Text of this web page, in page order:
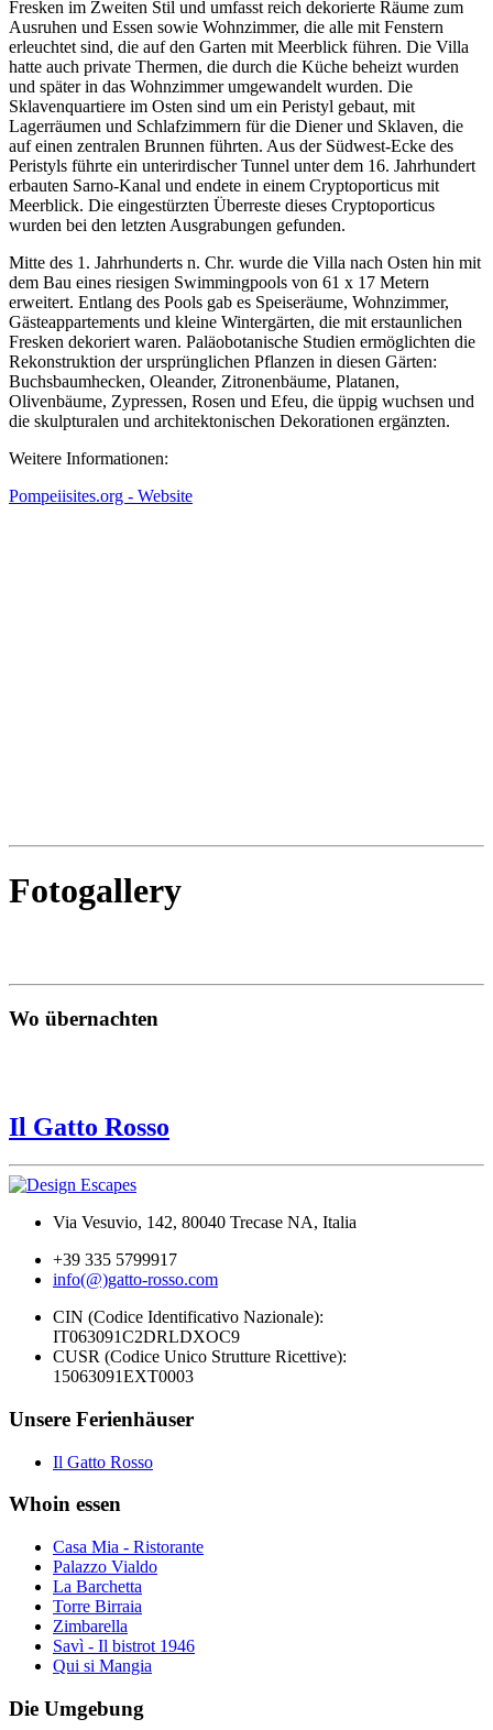
Fresken im Zweiten Stil und umfasst reich dekorierte Räume zum
Ausruhen und Essen sowie Wohnzimmer, die alle mit Fenstern
erleuchtet sind, die auf den Garten mit Meerblick führen. Die Villa
hatte auch private Thermen, die durch die Küche beheizt wurden
und später in das Wohnzimmer umgewandelt wurden. Die
Sklavenquartiere im Osten sind um ein Peristyl gebaut, mit
Lagerräumen und Schlafzimmern für die Diener und Sklaven, die
auf einen zentralen Brunnen führten. Aus der Südwest-Ecke des
Peristyls führte ein unterirdischer Tunnel unter dem 16. Jahrhundert
erbauten Sarno-Kanal und endete in einem Cryptoporticus mit
Meerblick. Die eingestürzten Überreste dieses Cryptoporticus
wurden bei den letzten Ausgrabungen gefunden.
Mitte des 1. Jahrhunderts n. Chr. wurde die Villa nach Osten hin mit
dem Bau eines riesigen Swimmingpools von 61 x 17 Metern
erweitert. Entlang des Pools gab es Speiseräume, Wohnzimmer,
Gästeappartements und kleine Wintergärten, die mit erstaunlichen
Fresken dekoriert waren. Paläobotanische Studien ermöglichten die
Rekonstruktion der ursprünglichen Pflanzen in diesen Gärten:
Buchsbaumhecken, Oleander, Zitronenbäume, Platanen,
Olivenbäume, Zypressen, Rosen und Efeu, die üppig wuchsen und
die skulpturalen und architektonischen Dekorationen ergänzten.
Weitere Informationen:
Pompeiisites.org - Website
Fotogallery
Wo übernachten
Il Gatto Rosso
Via Vesuvio, 142, 80040 Trecase NA, Italia
+39 335 5799917
info(@)gatto-rosso.com
CIN (Codice Identificativo Nazionale):
IT063091C2DRLDXOC9
CUSR (Codice Unico Strutture Ricettive):
15063091EXT0003
Unsere Ferienhäuser
Il Gatto Rosso
Whoin essen
Casa Mia - Ristorante
Palazzo Vialdo
La Barchetta
Torre Birraia
Zimbarella
Savì - Il bistrot 1946
Qui si Mangia
Die Umgebung